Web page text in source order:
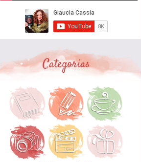
Categorias